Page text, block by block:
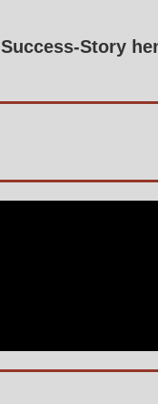
Success-Story